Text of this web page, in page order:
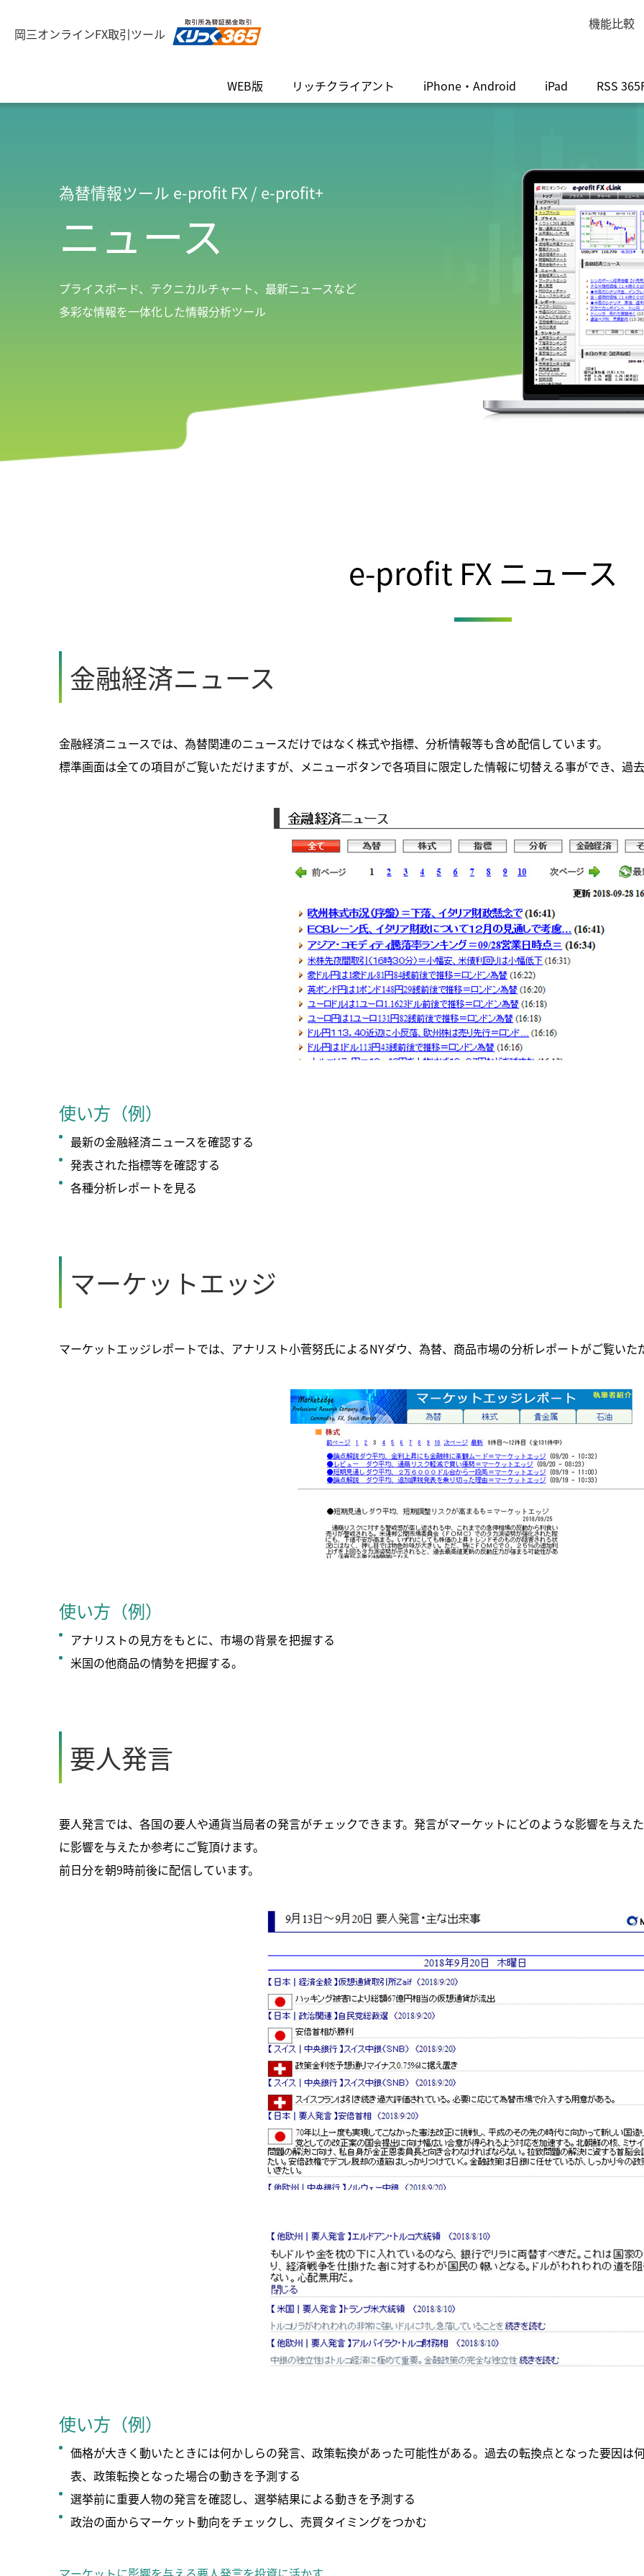
岡三オンラインFX取引ツール
機能比較
WEB版 リッチクライアント iPhone・Android iPad RSS
為替情報ツール e-profit FX / e-profit+
ニュース
プライスボード、テクニカルチャート、最新ニュースなど
多彩な情報を一体化した情報分析ツール
e-profit FX ニュース
金融経済ニュース
金融経済ニュースでは、為替関連のニュースだけではなく株式や指標、分析情報等も含め配信しています。
標準画面は全ての項目がご覧いただけますが、メニューボタンで各項目に限定した情報に切替える事ができ、過
使い方（例）
最新の金融経済ニュースを確認する
発表された指標等を確認する
各種分析レポートを見る
マーケットエッジ
マーケットエッジレポートでは、アナリスト小菅努氏によるNYダウ、為替、商品市場の分析レポートがご覧いた
使い方（例）
アナリストの見方をもとに、市場の背景を把握する
米国の他商品の情勢を把握する。
要人発言
要人発言では、各国の要人や通貨当局者の発言がチェックできます。発言がマーケットにどのような影響を与え
に影響を与えたか参考にご覧頂けます。
前日分を朝9時前後に配信しています。
使い方（例）
価格が大きく動いたときには何かしらの発言、政策転換があった可能性がある。過去の転換点となった要因は
表、政策転換となった場合の動きを予測する
選挙前に重要人物の発言を確認し、選挙結果による動きを予測する
政治の面からマーケット動向をチェックし、売買タイミングをつかむ